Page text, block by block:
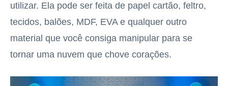
utilizar. Ela pode ser feita de papel cartão, feltro,
tecidos, balões, MDF, EVA e qualquer outro
material que você consiga manipular para se
tornar uma nuvem que chove corações.